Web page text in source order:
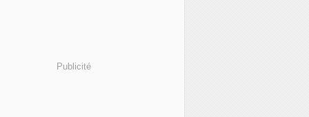
Publicité